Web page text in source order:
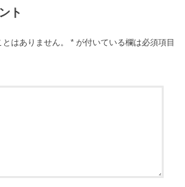
ト
はありません。 * が付いている欄は必須項目